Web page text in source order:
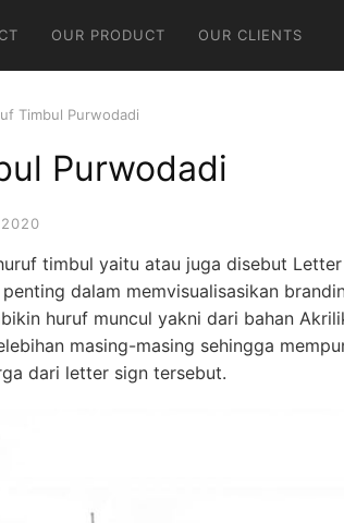
OUR PRODUCT OUR CLIENTS
Timbul Purwodadi
Purwodadi
timbul yaitu atau juga disebut
dalam memvisualisasikan
huruf muncul yakni dari bahan
masing-masing sehingga
dari letter sign tersebut.